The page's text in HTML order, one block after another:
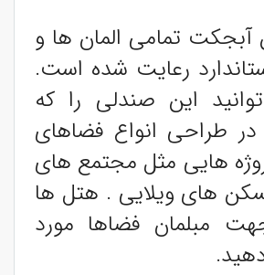
آبجکت تمامی المان ها و
رعایت شده است.
این صندلی را که
در طراحی انواع فضاهای
هایی مثل مجتمع های
های ویلایی . هتل ها
مبلمان فضاها مورد